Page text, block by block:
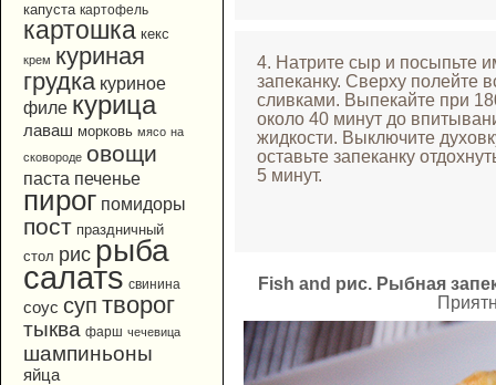
капуста картофель
картошка кекс
крем куриная
грудка куриное
филе курица
лаваш морковь мясо на
сковороде овощи
паста печенье
пирог помидоры
пост праздничный
стол рис рыба
салатs свинина
соус суп творог
тыква фарш чечевица
шампиньоны
яйца
4. Натрите сыр и посыпьте
запеканку. Сверху полейте
сливками. Выпекайте при
около 40 минут до
жидкости. Выключите
оставьте запеканку
5 минут.
Fish and рис. Рыбная